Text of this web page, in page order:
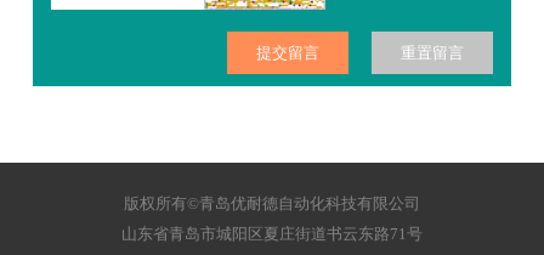
版权所有©青岛优耐德自动化科技有限公司
山东省青岛市城阳区夏庄街道书云东路71号